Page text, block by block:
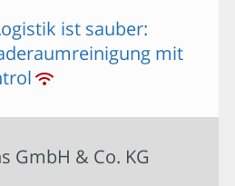
ist sauber:
mit
GmbH & Co. KG